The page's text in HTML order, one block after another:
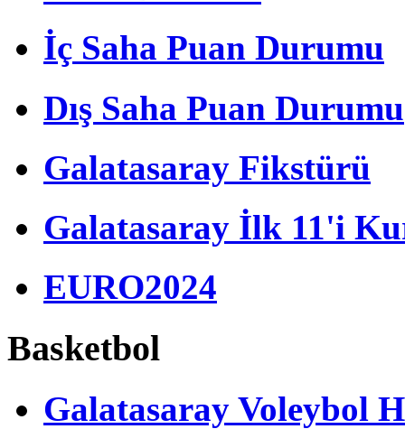
İç Saha Puan Durumu
Dış Saha Puan Durumu
Galatasaray Fikstürü
Galatasaray İlk 11'i
EURO2024
Basketbol
Galatasaray Voleybol